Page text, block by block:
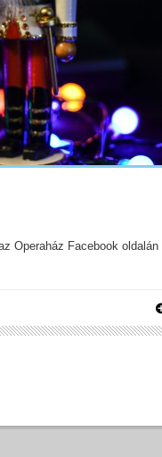
Operaház Facebook oldalán